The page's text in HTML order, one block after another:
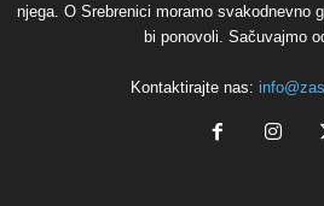
njega. O Srebrenici moramo svakodnevno
bi ponovoli. Sačuvajmo
Kontaktirajte nas: